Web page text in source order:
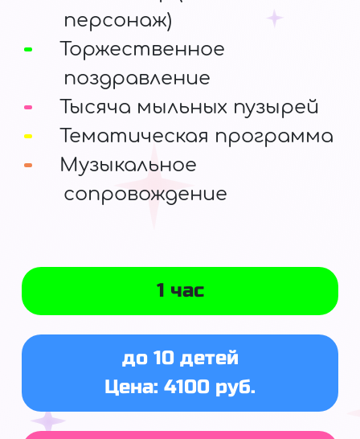
персонаж)
Торжественное
поздравление
Тысяча мыльных пузырей
Тематическая программа
Музыкальное
сопровождение
1 час
до 10 детей
Цена: 4100 руб.